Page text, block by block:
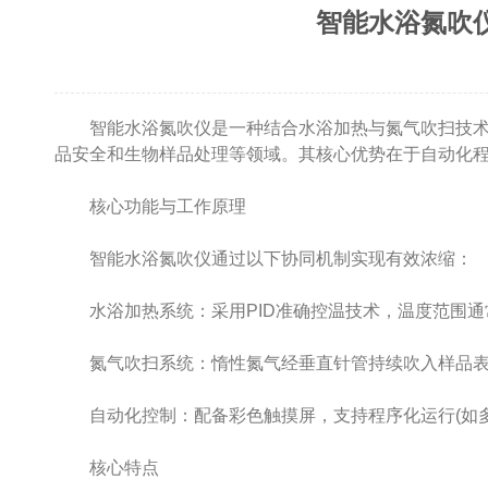
智能水浴氮吹
智能水浴氮吹仪是一种结合水浴加热与氮气吹扫技术
品安全和生物样品处理等领域。其核心优势在于自动化
核心功能与工作原理
智能水浴氮吹仪通过以下协同机制实现有效浓缩：
水浴加热系统‌：采用PID准确控温技术，温度范围通
氮气吹扫系统‌：惰性氮气经垂直针管持续吹入样品表
自动化控制‌：配备彩色触摸屏，支持程序化运行(如
核心特点